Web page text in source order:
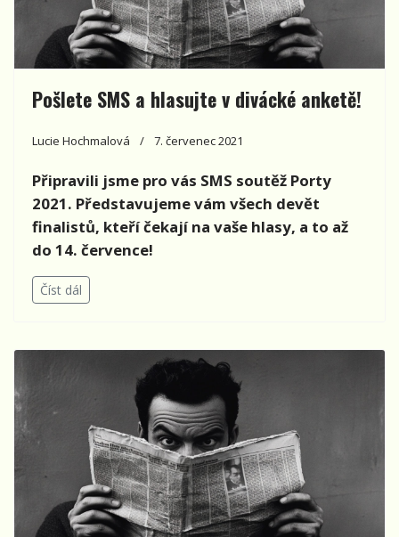
Pošlete SMS a hlasujte v divácké anketě!
Lucie Hochmalová 7. červenec 2021
Připravili jsme pro vás SMS soutěž Porty
2021. Představujeme vám všech devět
finalistů, kteří čekají na vaše hlasy, a to až
do 14. července!
Číst dál